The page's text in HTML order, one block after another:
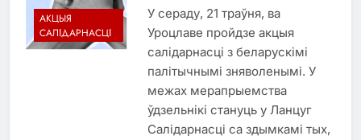
АКЦЫЯ
САЛІДАРНАСЦІ
У сераду, 21 траўня, ва
Уроцлаве пройдзе акцыя
салідарнасці з беларускімі
палітычнымі зняволенымі. У
межах мерапрыемства
ўдзельнікі стануць у Ланцуг
Салідарнасці са здымкамі тых,